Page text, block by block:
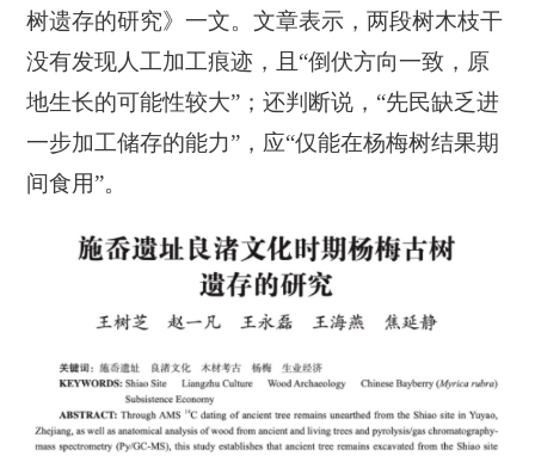
树遗存的研究》一文。文章表示，两段树木枝干
没有发现人工加工痕迹，且“倒伏方向一致，原
地生长的可能性较大”；还判断说，“先民缺乏进
一步加工储存的能力”，应“仅能在杨梅树结果期
间食用”。